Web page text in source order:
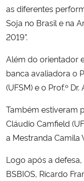
Secretaria-Geral
Secretaria de Governo
Gabinete de Segurança
Advocacia-Geral da União
as diferentes
Soja no Brasil e na
2019”.
Além do orientador
banca avaliadora o
(UFSM) e o Prof.º
Também estiveram
Cláudio Camfield
a Mestranda Camila
Logo após a
BSBIOS, Ricardo